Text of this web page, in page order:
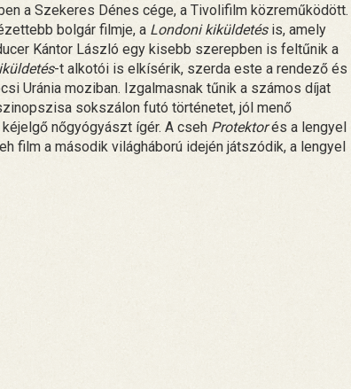
a Szekeres Dénes cége, a Tivolifilm közreműködött.
bolgár filmje, a Londoni kiküldetésis, amely
Kántor László egy kisebb szerepben is feltűnik a
-t alkotói is elkísérik, szerda este a rendező és
Uránia moziban. Izgalmasnak tűnik a számos díjat
sokszálon futó történetet, jól menő
nőgyógyászt ígér. A cseh Protektorés a lengyel
film a második világháború idején játszódik, a lengyel